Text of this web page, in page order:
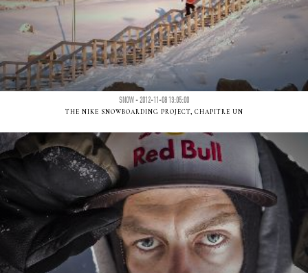
SNOW - 2012-11-08 13:05:00
THE NIKE SNOWBOARDING PROJECT, CHAPITRE UN